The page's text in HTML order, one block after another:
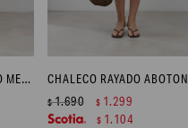
BLUSA DE LINO CON VIVO METÁLICO - GRIS MELANGE
$1.690 $ 1.299
$ 1.104